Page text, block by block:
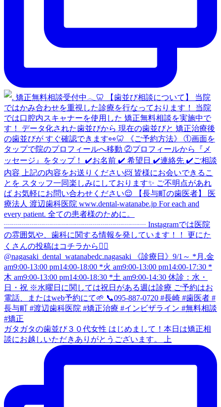
ガタガタの歯並び３０代女性 はじめまして！本日は矯正相
談にお越しいただきありがとうございます。 上